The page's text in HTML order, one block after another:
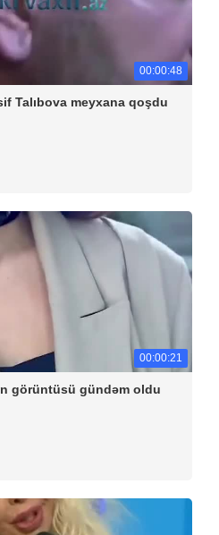
00:00:48
Talıbova meyxana qoşdu
00:00:21
görüntüsü gündəm oldu